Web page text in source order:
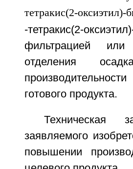
-тетракис(2-
фильтрацией или
отделения
готового продукта.
заявляемого
повышении